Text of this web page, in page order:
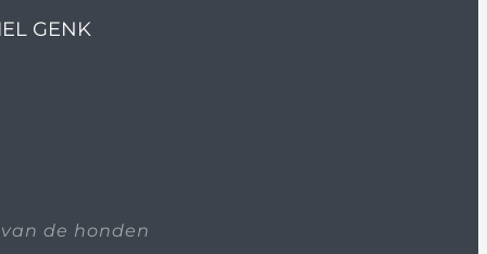
GENK
de honden